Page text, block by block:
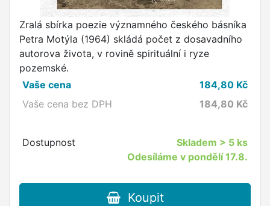
Zralá sbírka poezie významného českého básníka
Petra Motýla (1964) skládá počet z dosavadního
autorova života, v rovině spirituální i ryze
pozemské.
Vaše cena
184,80 Kč
Vaše cena bez DPH
184,80 Kč
Dostupnost Skladem > 5 ks
Odesíláme v pondělí 17.8.
Koupit